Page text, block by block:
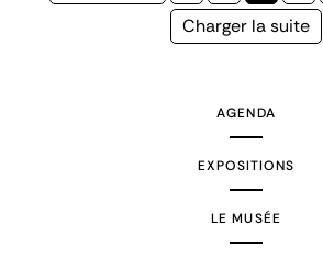
courante
Page
Charger la suite
AGENDA
EXPOSITIONS
LE MUSÉE